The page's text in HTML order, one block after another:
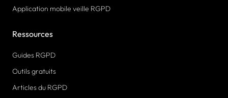
Application mobile veille RGPD
Ressources
Guides RGPD
Outils gratuits
Articles du RGPD